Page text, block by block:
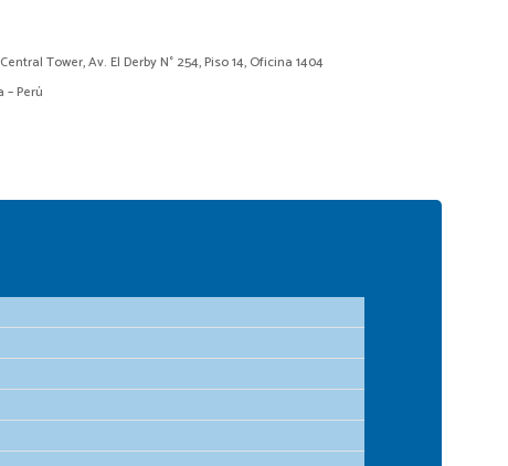
Tower, Av. El Derby N° 254, Piso 14, Oficina 1404
– Perú